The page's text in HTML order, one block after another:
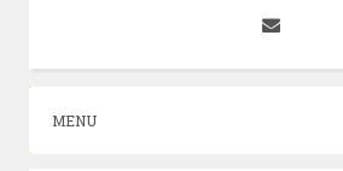
Tumblr
MENU